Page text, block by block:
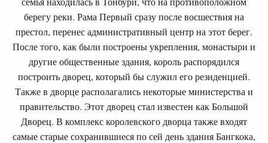
берегу реки. Рама Первый сразу после восшествия на
престол, перенес административный центр на этот берег.
После того, как были построены укрепления, монастыри и
другие общественные здания, король распорядился
построить дворец, который бы служил его резиденцией.
Также в дворце располагались некоторые министерства и
правительство. Этот дворец стал известен как Большой
Дворец. В комплекс королевского дворца также входят
самые старые сохранившиеся по сей день здания Бангкока,